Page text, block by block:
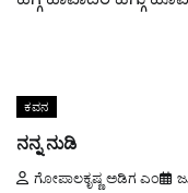
ಕವನ
ನನ್ನ ನುಡಿ
ಗೋಪಾಲಕೃಷ್ಣ ಅಡಿಗ ಎಂ